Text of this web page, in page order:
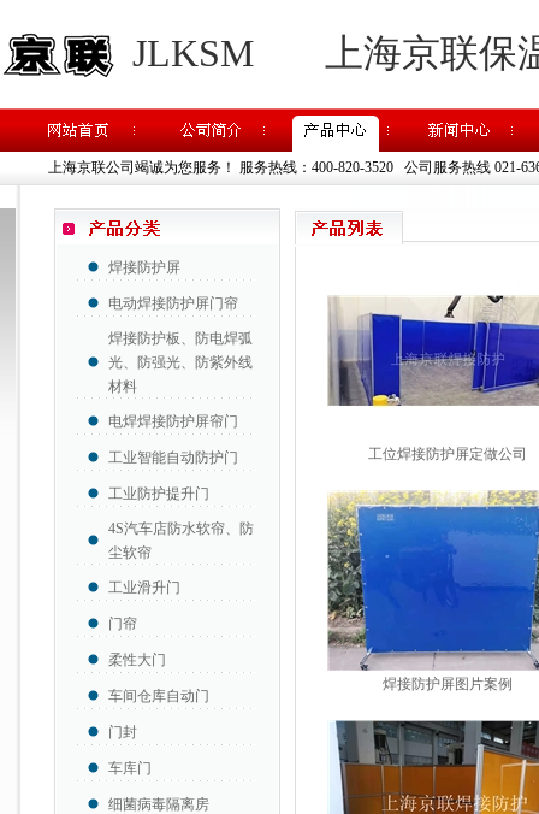
JLKSM 上海京联
上海京联公司竭诚为您服务！ 服务热线：400-820-3520 公司服务热线 021-
焊接防护屏
电动焊接防护屏门帘
焊接防护板、防电焊弧
光、防强光、防紫外线
材料
电焊焊接防护屏帘门
工业智能自动防护门
工业防护提升门
4S汽车店防水软帘、防
尘软帘
工业滑升门
门帘
柔性大门
车间仓库自动门
门封
车库门
细菌病毒隔离房
工位焊接防护屏定做公司
焊接防护屏图片案例